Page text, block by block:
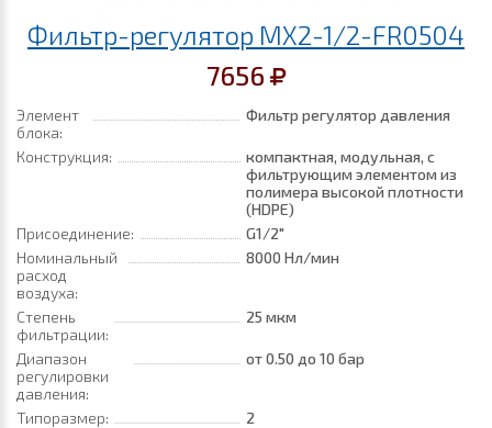
Фильтр-регулятор MX2-1/2-FR0504
7656
Элемент
блока:
Фильтр регулятор давления
Конструкция:
компактная, модульная, с
фильтрующим элементом из
полимера высокой плотности
(HDPE)
Присоединение:
G1/2"
Номинальный
расход
воздуха:
8000 Нл/мин
Степень
фильтрации:
25 мкм
Диапазон
регулировки
давления:
от 0.50 до 10 бар
Типоразмер:
2